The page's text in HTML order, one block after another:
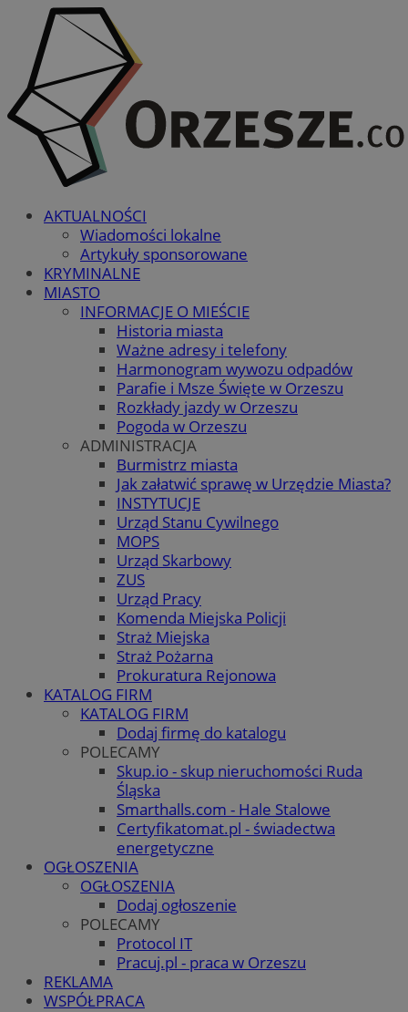
AKTUALNOŚCI
Wiadomości lokalne
Artykuły sponsorowane
KRYMINALNE
MIASTO
INFORMACJE O MIEŚCIE
Historia miasta
Ważne adresy i telefony
Harmonogram wywozu odpadów
Parafie i Msze Święte w Orzeszu
Rozkłady jazdy w Orzeszu
Pogoda w Orzeszu
ADMINISTRACJA
Burmistrz miasta
Jak załatwić sprawę w Urzędzie Miasta?
INSTYTUCJE
Urząd Stanu Cywilnego
MOPS
Urząd Skarbowy
ZUS
Urząd Pracy
Komenda Miejska Policji
Straż Miejska
Straż Pożarna
Prokuratura Rejonowa
KATALOG FIRM
KATALOG FIRM
Dodaj firmę do katalogu
POLECAMY
Skup.io - skup nieruchomości Ruda
Śląska
Smarthalls.com - Hale Stalowe
Certyfikatomat.pl - świadectwa
energetyczne
OGŁOSZENIA
OGŁOSZENIA
Dodaj ogłoszenie
POLECAMY
Protocol IT
Pracuj.pl - praca w Orzeszu
REKLAMA
WSPÓŁPRACA